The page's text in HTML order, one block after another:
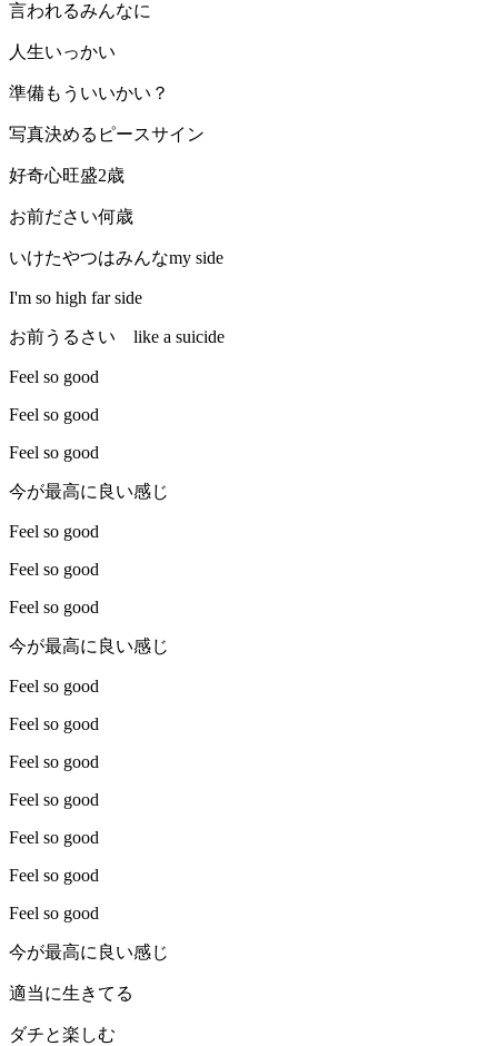
言われるみんなに
人生いっかい
準備もういいかい？
写真決めるピースサイン
好奇心旺盛2歳
お前ださい何歳
いけたやつはみんなmy side
I'm so high far side
お前うるさい like a suicide
Feel so good
Feel so good
Feel so good
今が最高に良い感じ
Feel so good
Feel so good
Feel so good
今が最高に良い感じ
Feel so good
Feel so good
Feel so good
Feel so good
Feel so good
Feel so good
Feel so good
今が最高に良い感じ
適当に生きてる
ダチと楽しむ